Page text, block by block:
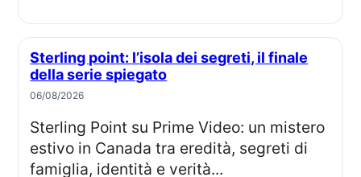
Sterling point: l’isola dei segreti, il finale
della serie spiegato
06/08/2026
Sterling Point su Prime Video: un mistero
estivo in Canada tra eredità, segreti di
famiglia, identità e verità...